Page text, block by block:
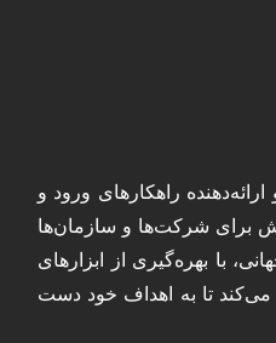
راهکارهای ورود و
برای شرکت‌ها و سازمان‌ها
با بهره‌گیری از ابزارهای
تا به اهداف خود دست